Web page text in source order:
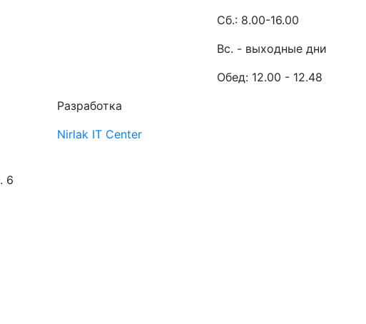
Сб.: 8.00-16.00
Вс. - выходные дни
Обед: 12.00 - 12.48
6
Разработка
Nirlak IT Center